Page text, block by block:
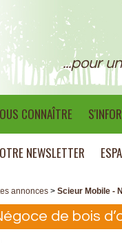
...pour
CONNAÎTRE
NEWSLETTER
annonces > Scieur Mobile -
de bois